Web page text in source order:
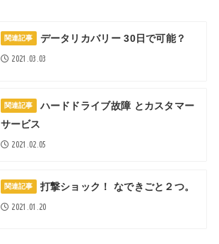
関連記事 データリカバリー 30日で可能？
2021.03.03
関連記事
ハードドライブ故障 とカスタマー
サービス
2021.02.05
関連記事 打撃ショック！ なできごと２つ。
2021.01.20